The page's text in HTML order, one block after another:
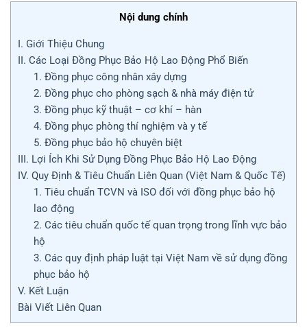
Nội dung chính
I. Giới Thiệu Chung
II. Các Loại Đồng Phục Bảo Hộ Lao Động Phổ Biến
1. Đồng phục công nhân xây dựng
2. Đồng phục cho phòng sạch & nhà máy điện tử
3. Đồng phục kỹ thuật – cơ khí – hàn
4. Đồng phục phòng thí nghiệm và y tế
5. Đồng phục bảo hộ chuyên biệt
III. Lợi Ích Khi Sử Dụng Đồng Phục Bảo Hộ Lao Động
IV. Quy Định & Tiêu Chuẩn Liên Quan (Việt Nam & Quốc Tế)
1. Tiêu chuẩn TCVN và ISO đối với đồng phục bảo hộ
lao động
2. Các tiêu chuẩn quốc tế quan trọng trong lĩnh vực bảo
hộ
3. Các quy định pháp luật tại Việt Nam về sử dụng đồng
phục bảo hộ
V. Kết Luận
Bài Viết Liên Quan